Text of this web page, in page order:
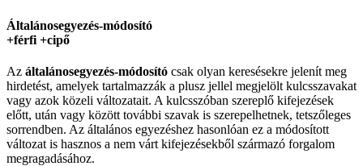
Általánosegyezés-módosító
+férfi +cipő
Az általánosegyezés-módosító csak olyan keresésekre jelenít meg
hirdetést, amelyek tartalmazzák a plusz jellel megjelölt kulcsszavakat
vagy azok közeli változatait. A kulcsszóban szereplő kifejezések
előtt, után vagy között további szavak is szerepelhetnek, tetszőleges
sorrendben. Az általános egyezéshez hasonlóan ez a módosított
változat is hasznos a nem várt kifejezésekből származó forgalom
megragadásához.